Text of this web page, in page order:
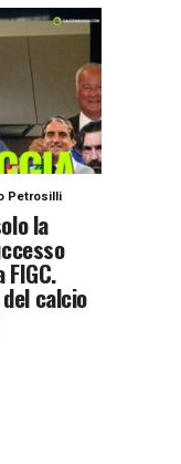
Petrosilli
la
calcio